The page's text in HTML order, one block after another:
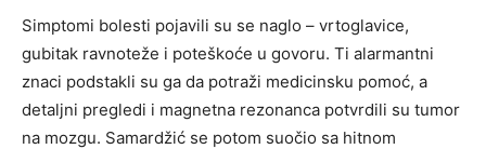
Simptomi bolesti pojavili su se naglo – vrtoglavice,
gubitak ravnoteže i poteškoće u govoru. Ti alarmantni
znaci podstakli su ga da potraži medicinsku pomoć, a
detaljni pregledi i magnetna rezonanca potvrdili su tumor
na mozgu. Samardžić se potom suočio sa hitnom